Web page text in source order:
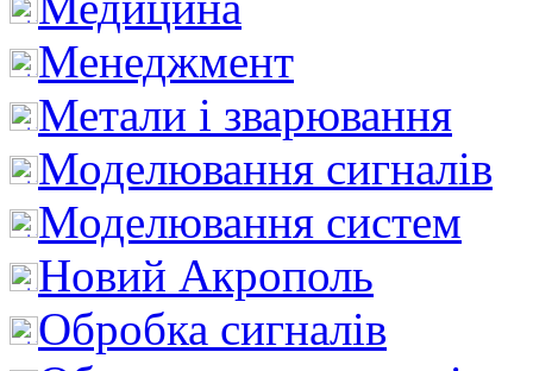
Менеджмент
Метали і зварювання
Моделювання сигналів
Моделювання систем
Новий Акрополь
Обробка сигналів